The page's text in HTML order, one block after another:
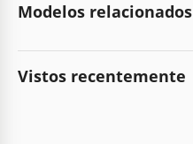
Modelos relacionados
Vistos recentemente